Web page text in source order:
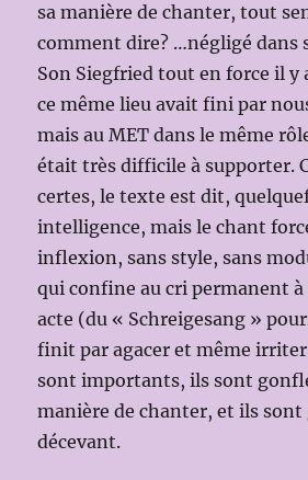
sa manière de chanter, tout
comment dire? …négligé dans
Son Siegfried tout en force il y
ce même lieu avait fini par
mais au MET dans le même
était très difficile à supporter.
certes, le texte est dit,
intelligence, mais le chant
inflexion, sans style, sans
qui confine au cri permanent
acte (du « Schreigesang »
finit par agacer et même
sont importants, ils sont
manière de chanter, et ils sont
décevant.